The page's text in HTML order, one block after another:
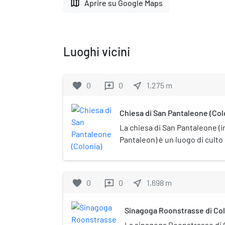
map Aprire su Google Maps
Luoghi vicini
favorite 0 reviews 0 near_me 1,275 m
Chiesa di San Pantaleone
La chiesa di San Pantaleone
Pantaleon) è un luogo di
chiesa è una delle dodici
Pantaleone e ai santi Cosma e
Resti di edifici romani sono
favorite 0 reviews 0 near_me 1,698 m
Sinagoga Roonstrasse di